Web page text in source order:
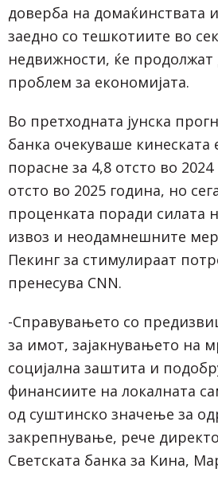
доверба на домаќинствата
заедно со тешкотиите во
недвижности, ќе продолжат
проблем за економијата.
Во претходната јунска
банка очекуваше кинеската
порасне за 4,8 отсто во
отсто во 2025 година, но
проценката поради силата
извоз и неодамнешните
Пекинг за стимулираат
пренесува CNN.
-Справувањето со
за имот, зајакнувањето на
социјална заштита и
финансиите на локалната
од суштинско значење за
закрепнување, рече
Светската банка за Кина,